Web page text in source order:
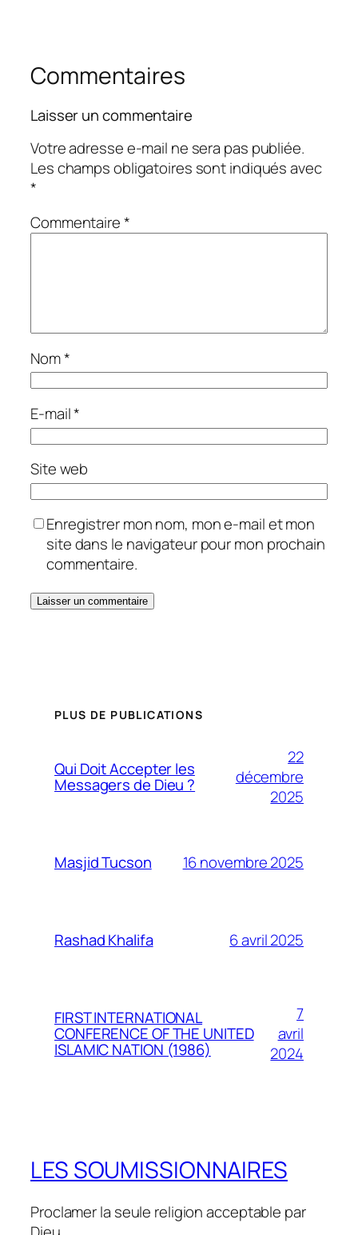
Commentaires
Laisser un commentaire
Votre adresse e-mail ne sera pas publiée.
Les champs obligatoires sont indiqués avec
*
Commentaire*
Nom*
E-mail*
Site web
Enregistrer mon nom, mon e-mail et mon
site dans le navigateur pour mon prochain
commentaire.
PLUS DE PUBLICATIONS
Qui Doit Accepter les
Messagers de Dieu ?
22
décembre
2025
Masjid Tucson 16 novembre 2025
Rashad Khalifa 6 avril 2025
FIRST INTERNATIONAL
CONFERENCE OF THE UNITED
ISLAMIC NATION (1986)
7
avril
2024
LES SOUMISSIONNAIRES
Proclamer la seule religion acceptable par